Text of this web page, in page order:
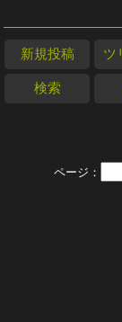
新規投稿 ツ
検索
ページ：